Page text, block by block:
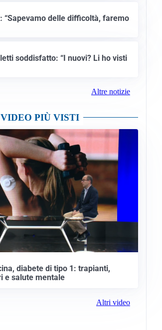
“Sapevamo delle difficoltà, faremo
soddisfatto: “I nuovi? Li ho visti
Altre notizie
VIDEO PIÙ VISTI
diabete di tipo 1: trapianti,
e salute mentale
Altri video